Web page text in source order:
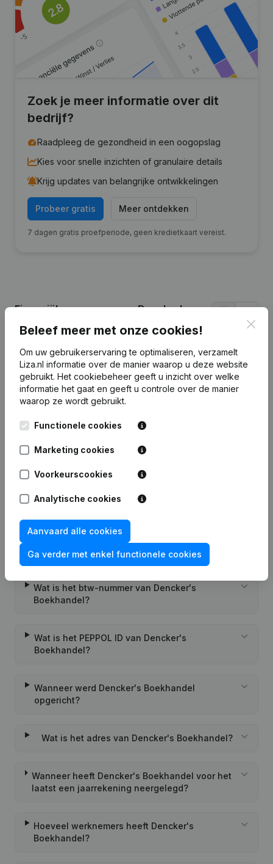
Zoek je meer informatie over dit
bedrijf?
Raadpleeg de gezondheid in een oogopslag
Kies voor snelle inzichten of granulaire details
Krijg updates van belangrijke ontwikkelingen
Probeer gratis Meer ontdekken
7 dagen gratis proefperiode, geen kredietkaart vereist.
Financiële gegevensvan Dencker's
Boekhandel
2023 2022 2021 2020
Eigen
vermogen
€ -22.918
Personeel 0
Veelgestelde vragen
Wat is het KVK-nummer van Dencker's
Boekhandel?
Wat is het btw-nummer van Dencker's
Boekhandel?
Wat is het PEPPOL ID van Dencker's
Boekhandel?
Wanneer werd Dencker's Boekhandel
opgericht?
Wat is het adres van Dencker's Boekhandel?
Wanneer heeft Dencker's Boekhandel voor het
laatst een jaarrekening neergelegd?
Hoeveel werknemers heeft Dencker's
Boekhandel?
Beleef meer met onze cookies!
Om uw gebruikerservaring te optimaliseren, verzamelt
Liza.nl informatie over de manier waarop u deze website
gebruikt. Het cookiebeheer geeft u inzicht over welke
informatie het gaat en geeft u controle over de manier
waarop ze wordt gebruikt.
Functionele cookies
Marketing cookies
Voorkeurscookies
Analytische cookies
Aanvaard alle cookies
Ga verder met enkel functionele cookies